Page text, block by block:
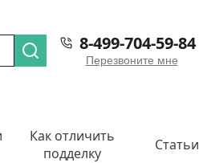
8-499-704-59-84
Перезвоните мне
Как отличить
подделку
Статьи